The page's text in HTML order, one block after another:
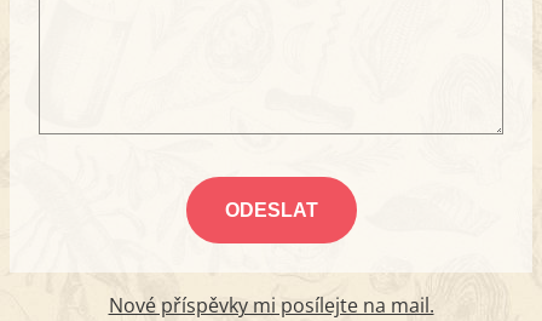
Nové příspěvky mi posílejte na mail.